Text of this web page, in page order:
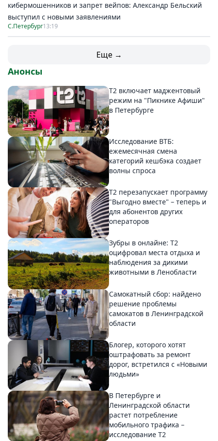
кибермошенников и запрет вейпов: Александр Бельский
выступил с новыми заявлениями
С.Петербург13:19
Еще →
Анонсы
Т2 включает маджентовый
режим на "Пикнике Афиши"
в Петербурге
Исследование ВТБ:
ежемесячная смена
категорий кешбэка создает
волны спроса
Т2 перезапускает программу
"Выгодно вместе" – теперь и
для абонентов других
операторов
Зубры в онлайне: Т2
оцифровал места отдыха и
наблюдения за дикими
животными в Ленобласти
Самокатный сбор: найдено
решение проблемы
самокатов в Ленинградской
области
Блогер, которого хотят
оштрафовать за ремонт
дорог, встретился с «Новыми
людьми»
В Петербурге и
Ленинградской области
растет потребление
мобильного трафика –
исследование T2